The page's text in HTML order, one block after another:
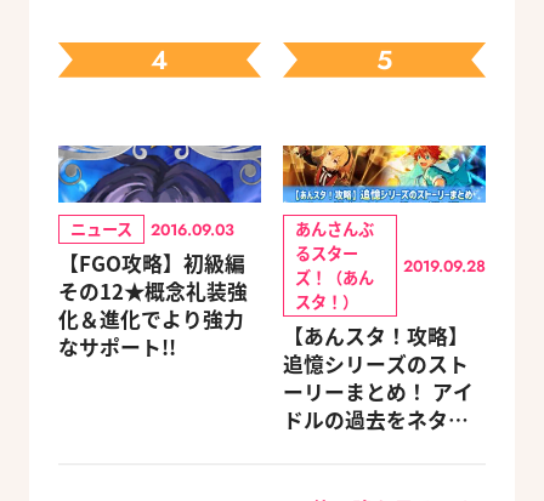
ェック
4
ニュース 2016.09.03
【FGO攻略】初級編
その12★概念礼装強
化＆進化でより強力
なサポート!!
5
あんさんぶ
るスター
ズ！（あん
スタ！）
2019.09.28
【あんスタ！攻略】
追憶シリーズのスト
ーリーまとめ！ アイ
ドルの過去をネタバ